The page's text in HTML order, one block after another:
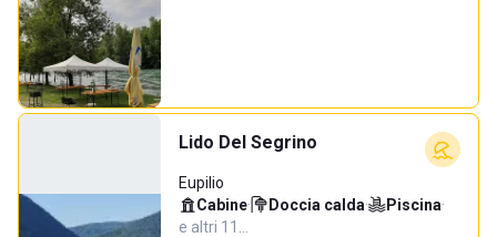
Lido Del Segrino
Eupilio
Cabine· Doccia calda· Piscina·
e altri 11…